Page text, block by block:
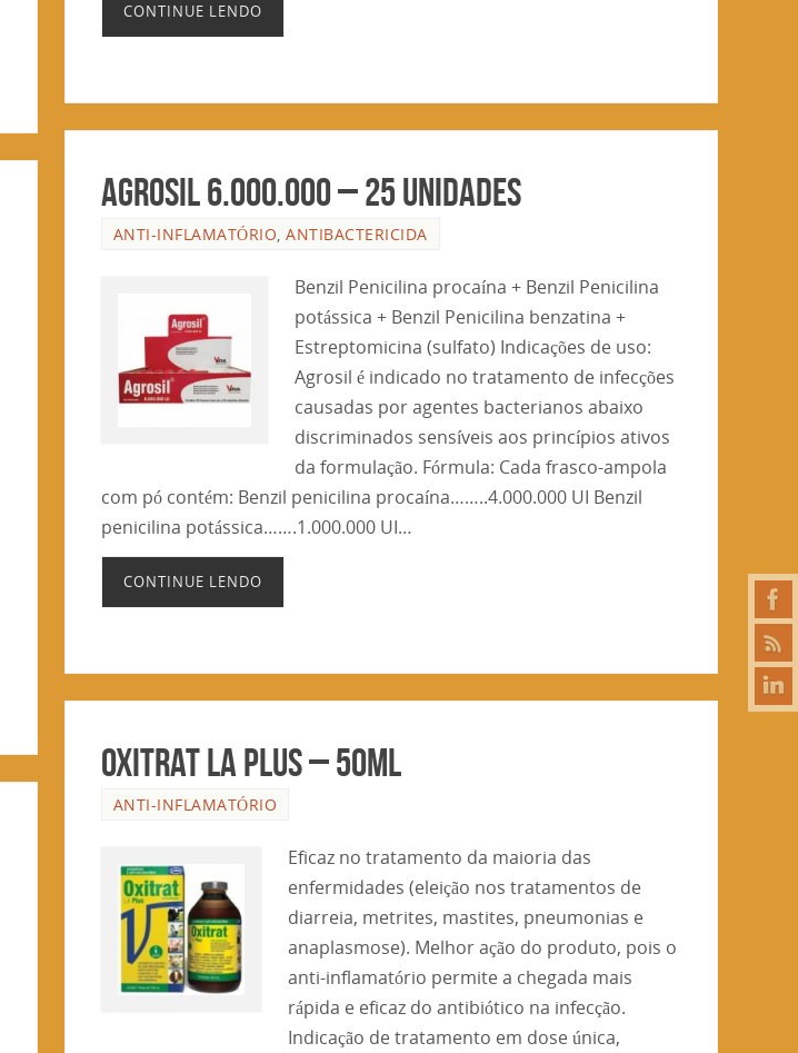
CONTINUE LENDO
Agrosil 6.000.000 – 25 unidades
ANTI-INFLAMATÓRIO,ANTIBACTERICIDA
Benzil Penicilina procaína + Benzil Penicilina
potássica + Benzil Penicilina benzatina +
Estreptomicina (sulfato) Indicações de uso:
Agrosil é indicado no tratamento de infecções
causadas por agentes bacterianos abaixo
discriminados sensíveis aos princípios ativos
da formulação. Fórmula: Cada frasco-ampola
com pó contém: Benzil penicilina procaína……..4.000.000 UI Benzil
penicilina potássica…….1.000.000 UI…
CONTINUE LENDO
OXITRAT LA PLUS – 50ml
ANTI-INFLAMATÓRIO
Eficaz no tratamento da maioria das
enfermidades (eleição nos tratamentos de
diarreia, metrites, mastites, pneumonias e
anaplasmose). Melhor ação do produto, pois o
anti-inflamatório permite a chegada mais
rápida e eficaz do antibiótico na infecção.
Indicação de tratamento em dose única,